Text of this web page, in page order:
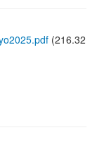
(216.32